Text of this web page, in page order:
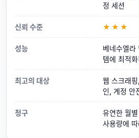
정 세션
신뢰 수준 ★★★
성능
베네수엘라
템에 최적
최고의 대상
웹 스크래
인, 계정 안
청구
유연한 월
사용량에